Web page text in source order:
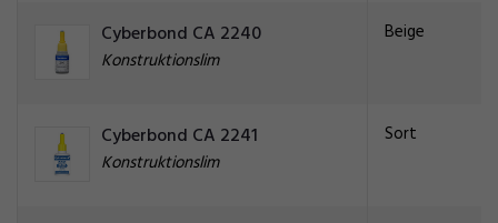
Cyberbond CA 2240
Konstruktionslim
Beige
Cyberbond CA 2241
Konstruktionslim
Sort